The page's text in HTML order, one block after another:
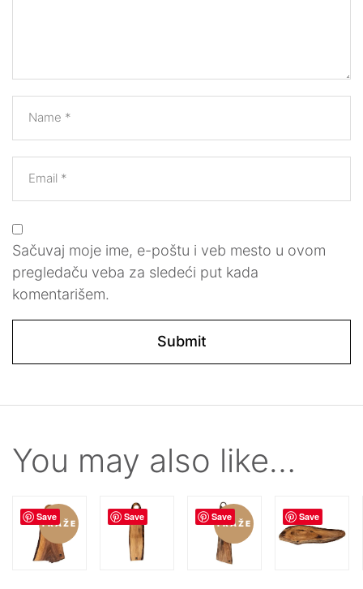
Name *
Email *
Sačuvaj moje ime, e-poštu i veb mesto u ovom
pregledaču veba za sledeći put kada
komentarišem.
You may also like…
Save
TRAŽE
Save Save
TRAŽE
Save